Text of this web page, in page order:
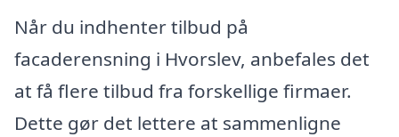
Når du indhenter tilbud på
facaderensning i Hvorslev, anbefales det
at få flere tilbud fra forskellige firmaer.
Dette gør det lettere at sammenligne